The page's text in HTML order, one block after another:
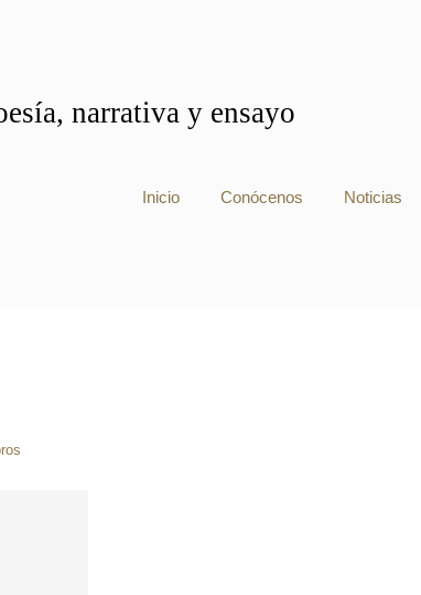
narrativa y ensayo
Inicio Conócenos Noticias